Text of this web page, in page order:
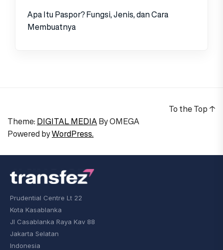
Apa Itu Paspor? Fungsi, Jenis, dan Cara
Membuatnya
Theme: DIGITAL MEDIAByOMEGA
Powered byWordPress.
To the Top ↑
Prudential Centre Lt 22
Kota Kasablanka
Jl Casablanka Raya Kav 88
Jakarta Selatan
Indonesia